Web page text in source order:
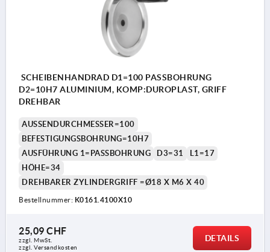
SCHEIBENHANDRAD D1=100 PASSBOHRUNG
D2=10H7 ALUMINIUM, KOMP:DUROPLAST, GRIFF
DREHBAR
AUSSENDURCHMESSER=100
BEFESTIGUNGSBOHRUNG=10H7
AUSFÜHRUNG 1=PASSBOHRUNG
D3=31
L1=17
HÖHE=34
DREHBARER ZYLINDERGRIFF =Ø18 X M6 X 40
Bestellnummer: K0161.4100X10
25,09 CHF
zzgl. MwSt.
zzgl. Versandkosten
DETAILS